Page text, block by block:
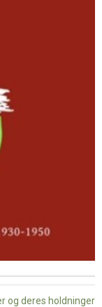
og deres holdninger